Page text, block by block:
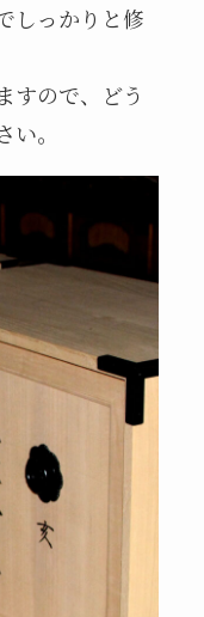
しっかりと修
すので、どう
。